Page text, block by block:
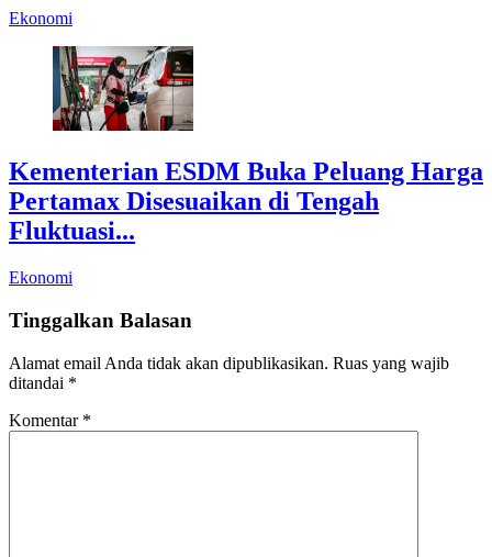
Ekonomi
Kementerian ESDM Buka Peluang Harga
Pertamax Disesuaikan di Tengah
Fluktuasi...
Ekonomi
Tinggalkan Balasan
Alamat email Anda tidak akan dipublikasikan. Ruas yang wajib
ditandai *
Komentar *